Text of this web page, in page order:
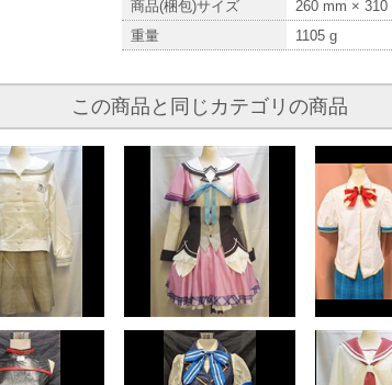
商品(梱包)サイズ 260 mm × 310
重量
1105 g
この商品と同じカテゴリの商品